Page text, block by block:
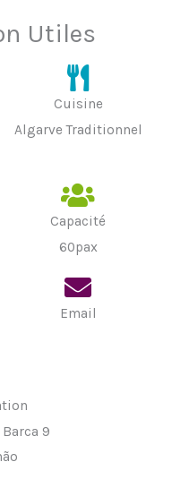
Utiles
Cuisine
Algarve Traditionnel
Capacité
60pax
Email
9